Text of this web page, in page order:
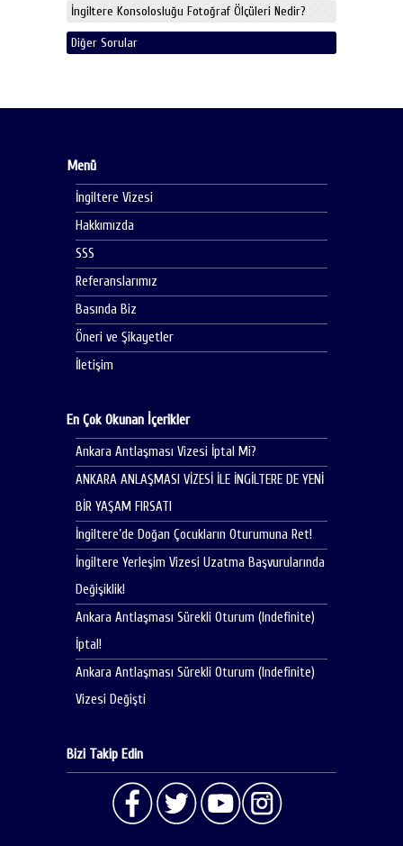
İngiltere Konsolosluğu Fotoğraf Ölçüleri Nedir?
Diğer Sorular
Menü
İngiltere Vizesi
Hakkımızda
SSS
Referanslarımız
Basında Biz
Öneri ve Şikayetler
İletişim
En Çok Okunan İçerikler
Ankara Antlaşması Vizesi İptal Mi?
ANKARA ANLAŞMASI VİZESİ İLE İNGİLTERE DE YENİ
BİR YAŞAM FIRSATI
İngiltere’de Doğan Çocukların Oturumuna Ret!
İngiltere Yerleşim Vizesi Uzatma Başvurularında
Değişiklik!
Ankara Antlaşması Sürekli Oturum (Indefinite)
İptal!
Ankara Antlaşması Sürekli Oturum (Indefinite)
Vizesi Değişti
Bizi Takip Edin